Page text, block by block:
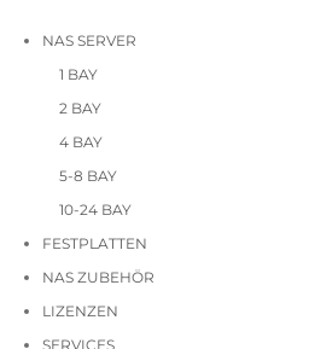
NAS SERVER
1 BAY
2 BAY
4 BAY
5-8 BAY
10-24 BAY
FESTPLATTEN
NAS ZUBEHÖR
LIZENZEN
SERVICES